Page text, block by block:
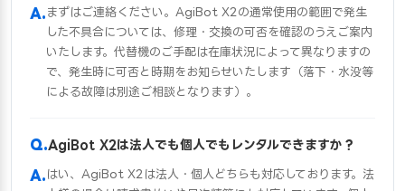
まずはご連絡ください。AgiBot X2の通常使用の範囲で発生
した不具合については、修理・交換の可否を確認のうえご案内
いたします。代替機のご手配は在庫状況によって異なりますの
で、発生時に可否と時期をお知らせいたします（落下・水没等
による故障は別途ご相談となります）。
AgiBot X2は法人でも個人でもレンタルできますか？
はい、AgiBot X2は法人・個人どちらも対応しております。法